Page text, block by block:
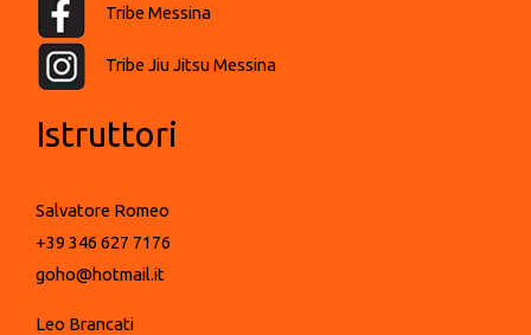
Tribe Messina
Tribe Jiu Jitsu Messina
Istruttori
Salvatore Romeo
+39 346 627 7176
goho@hotmail.it
Leo Brancati